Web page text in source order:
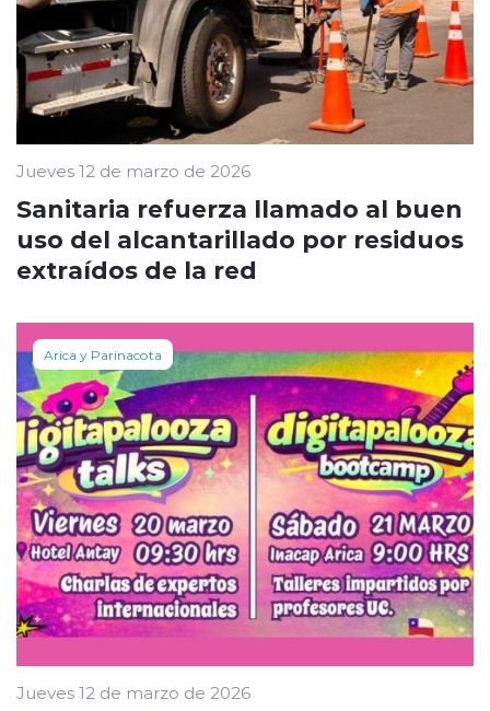
Jueves 12 de marzo de 2026
Sanitaria refuerza llamado al buen
uso del alcantarillado por residuos
extraídos de la red
Arica y Parinacota
Jueves 12 de marzo de 2026